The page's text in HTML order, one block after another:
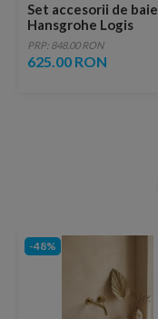
Set accesorii de baie
Hansgrohe Logis
Universal 3in1
PRP: 848.00 RON
625.00 RON
-48%